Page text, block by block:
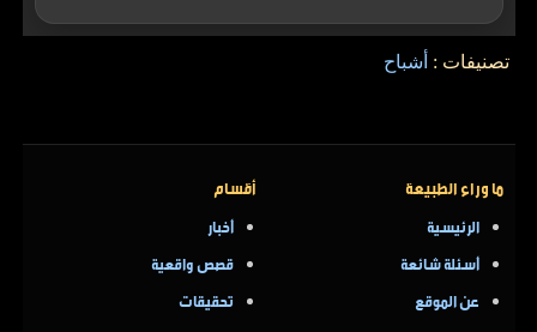
تصنيفات : أشباح
ما وراء الطبيعة
الرئيسية
أسئلة شائعة
عن الموقع
أقسام
أخبار
قصص واقعية
تحقيقات